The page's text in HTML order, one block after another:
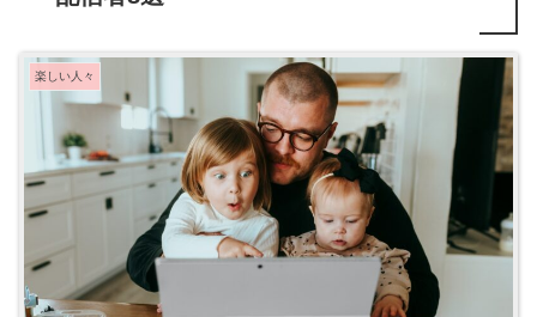
楽しい人々